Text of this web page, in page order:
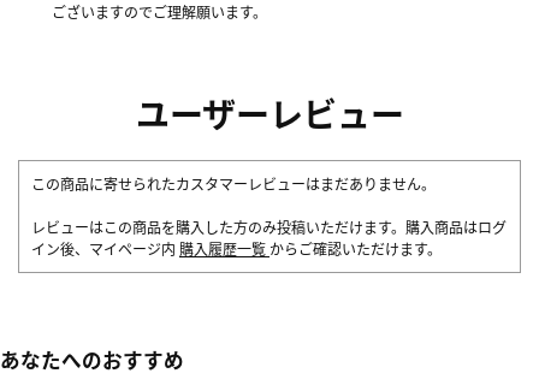
ございますのでご理解願います。
ユーザーレビュー
この商品に寄せられたカスタマーレビューはまだありません。
レビューはこの商品を購入した方のみ投稿いただけます。購入商品はログ
イン後、マイページ内 購入履歴一覧 からご確認いただけます。
あなたへのおすすめ